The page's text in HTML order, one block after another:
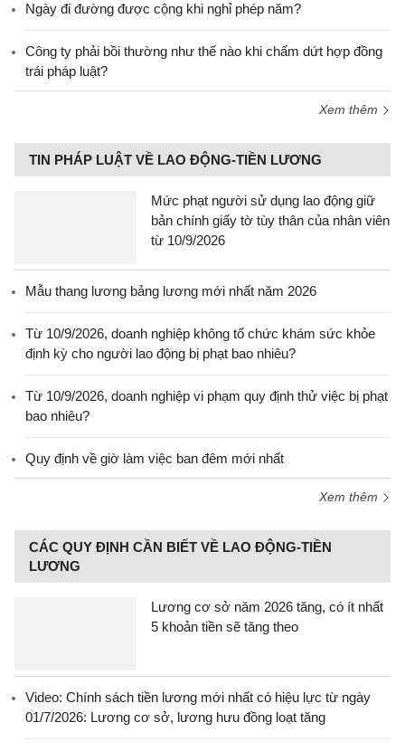
Ngày đi đường được cộng khi nghỉ phép năm?
Công ty phải bồi thường như thế nào khi chấm dứt hợp đồng
trái pháp luật?
Xem thêm
TIN PHÁP LUẬT VỀ LAO ĐỘNG-TIỀN LƯƠNG
Mức phạt người sử dụng lao động giữ
bản chính giấy tờ tùy thân của nhân viên
từ 10/9/2026
Mẫu thang lương bảng lương mới nhất năm 2026
Từ 10/9/2026, doanh nghiệp không tổ chức khám sức khỏe
định kỳ cho người lao động bị phạt bao nhiêu?
Từ 10/9/2026, doanh nghiệp vi phạm quy định thử việc bị phạt
bao nhiêu?
Quy định về giờ làm việc ban đêm mới nhất
Xem thêm
CÁC QUY ĐỊNH CẦN BIẾT VỀ LAO ĐỘNG-TIỀN
LƯƠNG
Lương cơ sở năm 2026 tăng, có ít nhất
5 khoản tiền sẽ tăng theo
Video: Chính sách tiền lương mới nhất có hiệu lực từ ngày
01/7/2026: Lương cơ sở, lương hưu đồng loạt tăng